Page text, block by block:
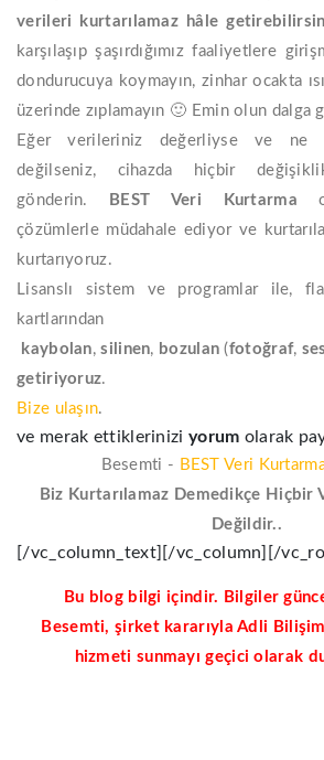
verileri kurtarılamaz hâle
karşılaşıp şaşırdığımız faaliyetlere
dondurucuya koymayın, zinhar ocakta
üzerinde zıplamayın 🙂 Emin olun dalga
Eğer verileriniz değerliyse ve ne
değilseniz, cihazda hiçbir
gönderin.
BEST Veri Kurtarma
çözümlerle müdahale ediyor ve
kurtarıyoruz.
Lisanslı sistem ve programlar ile,
kartlarından
kaybolan,silinen, bozulan (fotoğraf, ses
getiriyoruz.
Bize ulaşın.
ve merak ettiklerinizi yorum olarak
Besemti - BEST Veri
Biz Kurtarılamaz Demedikçe Hiçbir
Değildir..
[/vc_column_text][/vc_column][/
Bu blog bilgi içindir. Bilgiler
Besemti, şirket kararıyla Adli
hizmeti sunmayı geçici olarak